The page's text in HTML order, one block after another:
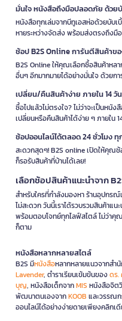
มั่นใจ หนังสือถึงมือปลอดภัย ด้วย
หนังสือทุกเล่มจากบีทูเอสห่อด้วยบับเ
หายระหว่างจัดส่ง พร้อมส่งตรงถึง
ช้อป B2S Online การันตีสินค้าข
B2S Online ให้คุณเลือกซื้อสินค้าหลา
อื่นๆ อีกมากมายได้อย่างมั่นใจ ด้วยก
เปลี่ยน/คืนสินค้าง่าย ภายใน 14 วัน
ซื้อไปแล้วไม่ตรงใจ? ไม่ว่าจะเป็นห
เปลี่ยนหรือคืนสินค้าได้ง่าย ๆ ภายใน
ช้อปออนไลน์ได้ตลอด 24 ชั่วโมง ทุ
สะดวกสุดๆ! B2S online เปิดให้คุณ
ก็รอรับสินค้าที่บ้านได้เลย!
เลือกช้อปสินค้าแนะนำจาก
สำหรับใครที่กำลังมองหา ร้านอุปกรณ์
ไม่สะดวก วันนี้เราได้รวบรวมสินค้าแ
พร้อมตอบโจทย์ทุกไลฟ์สไตล์ ไม่ว่าคุ
ก็ตาม
หนังสือหลากหลายสไตล์
B2S มีหนังสือหลากหลายแนวจากสำ
Lavender, ตำราเรียนเข้มข้นของดร
บุญ, หนังสือเด็กจากMIS หนังสือจิต
พัฒนาตนเองจากKOOB และวรรณ
ออนไลน์ได้อย่างง่ายดายเพียงคลิกเ